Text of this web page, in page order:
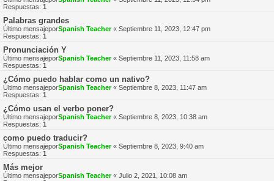
Respuestas: 1
Palabras grandes
Último mensajeporSpanish Teacher« Septiembre 11, 2023, 12:47 pm
Respuestas: 1
Pronunciación Y
Último mensajeporSpanish Teacher« Septiembre 11, 2023, 11:58 am
Respuestas: 1
¿Cómo puedo hablar como un nativo?
Último mensajeporSpanish Teacher« Septiembre 8, 2023, 11:47 am
Respuestas: 1
¿Cómo usan el verbo poner?
Último mensajeporSpanish Teacher« Septiembre 8, 2023, 10:38 am
Respuestas: 1
como puedo traducir?
Último mensajeporSpanish Teacher« Septiembre 8, 2023, 9:40 am
Respuestas: 1
Más mejor
Último mensajeporSpanish Teacher« Julio 2, 2021, 10:08 am